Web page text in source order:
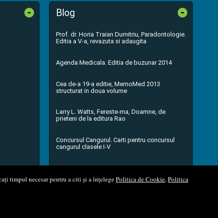
timpul necesar pentru a citi și a înțelegePolitica de Cookie,Politica
- Blog -
Prof. dr. Horia Traian Dumitriu, Paradontologie.
Editia a V-a, revazuta si adaugita
Agenda Medicala. Editia de buzunar 2014
Cea de-a 19-a editie, MemoMed 2013
structurat in doua volume
Larry L. Watts, Fereste-ma, Doamne, de
prieteni de la editura Rao
Concursul Cangurul. Carti pentru concursul
cangurul clasele I-V